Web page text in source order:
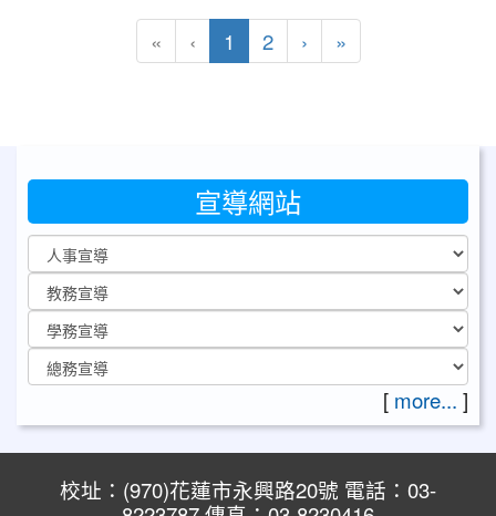
« ‹ 1 (目前頁次)
2 ›下一頁
»最後頁
宣導網站
[ more... ]
校址：(970)花蓮市永興路20號 電話：03-